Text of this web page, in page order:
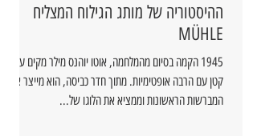
ההיסטוריה של מותג הגילוח המצליח
MÜHLE
1945 הקמה בסיום מהמלחמה, אוטו יוהנס מילר מקים עסק
קטן עם הרבה אופטימיות. מתוך חדר כביסה, הוא מייצר את
המברשות הראשונות וממציא את הלוגו של...